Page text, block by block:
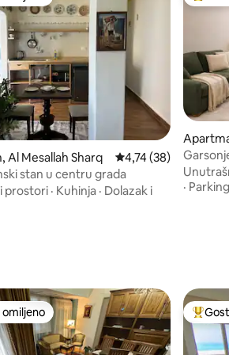
5, utisaka: 48
Al Mesallah Sharq Prosečna ocena
4,74 (38)
stan u centru grada
prostori · Kuhinja · Dolazak i
· Parking